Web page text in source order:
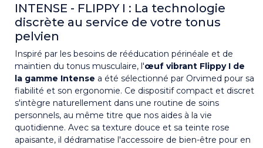
INTENSE - FLIPPY I : La technologie
discrète au service de votre tonus
pelvien
Inspiré par les besoins de rééducation périnéale et de
maintien du tonus musculaire, l'œuf vibrant Flippy I de
la gamme Intense a été sélectionné par Orvimed pour sa
fiabilité et son ergonomie. Ce dispositif compact et discret
s'intègre naturellement dans une routine de soins
personnels, au même titre que nos aides à la vie
quotidienne. Avec sa texture douce et sa teinte rose
apaisante, il dédramatise l'accessoire de bien-être pour en